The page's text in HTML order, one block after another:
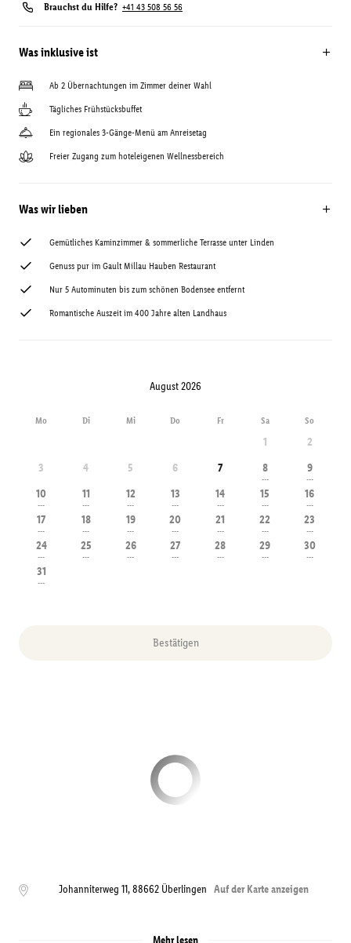
Brauchst du Hilfe? +41 43 508 56 56
Was inklusive ist
Ab 2 Übernachtungen im Zimmer deiner Wahl
Tägliches Frühstücksbuffet
Ein regionales 3-Gänge-Menü am Anreisetag
Freier Zugang zum hoteleigenen Wellnessbereich
Was wir lieben
Gemütliches Kaminzimmer & sommerliche Terrasse unter Linden
Genuss pur im Gault Millau Hauben Restaurant
Nur 5 Autominuten bis zum schönen Bodensee entfernt
Romantische Auszeit im 400 Jahre alten Landhaus
August 2026
Mo Di Mi Do Fr Sa So
1
2
3
4 5 6 7 8
---
9
---
10
---
11
---
12
---
13
---
14
---
15
---
16
---
17
---
18
---
19
---
20
---
21
---
22
---
23
---
24
---
25
---
26
---
27
---
28
---
29
---
30
---
31
---
Bestätigen
Johanniterweg 11,88662 Überlingen Auf der Karte anzeigen
Mehr lesen